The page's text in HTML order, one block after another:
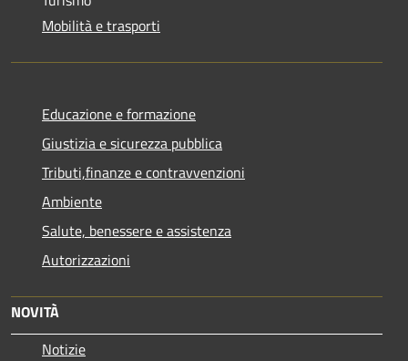
Mobilità e trasporti
Educazione e formazione
Giustizia e sicurezza pubblica
Tributi,finanze e contravvenzioni
Ambiente
Salute, benessere e assistenza
Autorizzazioni
NOVITÀ
Notizie